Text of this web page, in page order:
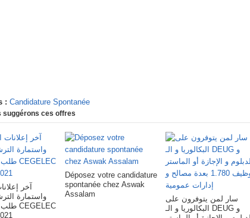
: Candidature Spontanée
suggérons ces offres
آخر
واستمارة
Déposez votre candidature
spontanée chez Aswak
Assalam
سار لمن يتوفرون على
البكالوريا و الـ DEUG و